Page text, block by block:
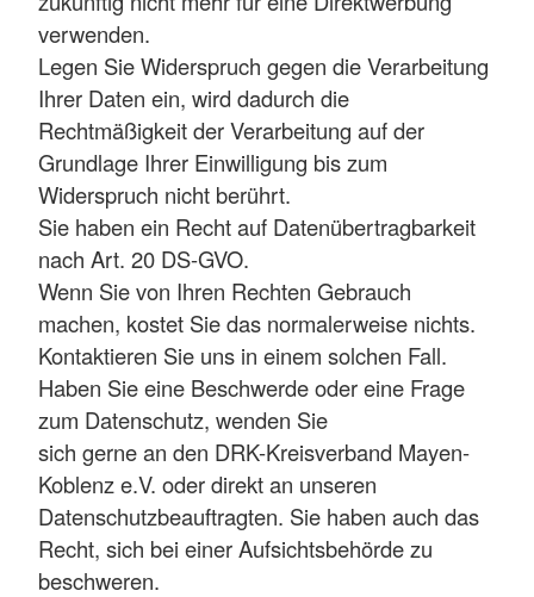
verwenden.
Legen Sie Widerspruch gegen die Verarbeitung
Ihrer Daten ein, wird dadurch die
Rechtmäßigkeit der Verarbeitung auf der
Grundlage Ihrer Einwilligung bis zum
Widerspruch nicht berührt.
Sie haben ein Recht auf Datenübertragbarkeit
nach Art. 20 DS-GVO.
Wenn Sie von Ihren Rechten Gebrauch
machen, kostet Sie das normalerweise nichts.
Kontaktieren Sie uns in einem solchen Fall.
Haben Sie eine Beschwerde oder eine Frage
zum Datenschutz, wenden Sie
sich gerne an den DRK-Kreisverband Mayen-
Koblenz e.V. oder direkt an unseren
Datenschutzbeauftragten. Sie haben auch das
Recht, sich bei einer Aufsichtsbehörde zu
beschweren.